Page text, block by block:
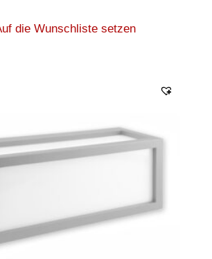
die Wunschliste setzen